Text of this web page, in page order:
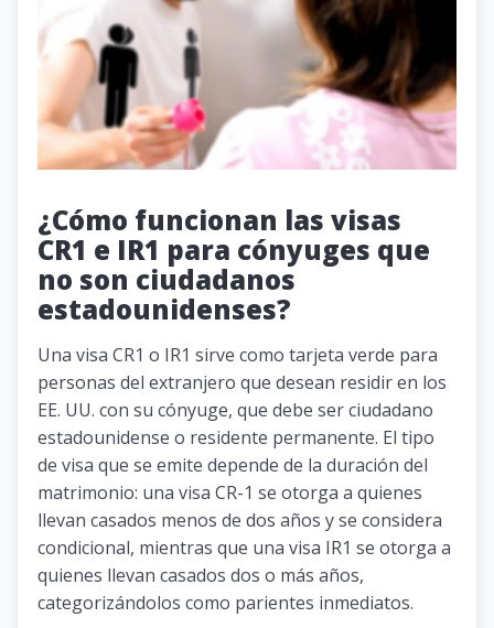
¿Cómo funcionan las visas
CR1 e IR1 para cónyuges que
no son ciudadanos
estadounidenses?
Una visa CR1 o IR1 sirve como tarjeta verde para
personas del extranjero que desean residir en los
EE. UU. con su cónyuge, que debe ser ciudadano
estadounidense o residente permanente. El tipo
de visa que se emite depende de la duración del
matrimonio: una visa CR-1 se otorga a quienes
llevan casados ​​menos de dos años y se considera
condicional, mientras que una visa IR1 se otorga a
quienes llevan casados ​​dos o más años,
categorizándolos como parientes inmediatos.